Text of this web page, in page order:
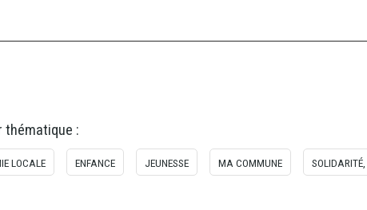
thématique :
LOCALE ENFANCE JEUNESSE MA COMMUNE